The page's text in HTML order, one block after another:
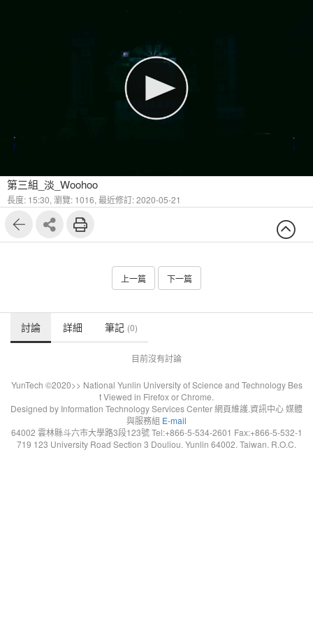
第三組_淡_Woohoo
長度: 15:30, 瀏覽: 1016, 最近修訂: 2020-05-21
上一篇 下一篇
討論 詳細 筆記 (0)
目前沒有討論
YunTech ©2020>> National Yunlin University of Science and Technology Bes
t Viewed in Firefox or Chrome.
Designed by Information Technology Services Center 網頁維護.資訊中心 媒體
與服務組 E-mail
64002 雲林縣斗六市大學路3段123號 Tel:+866-5-534-2601 Fax:+866-5-532-1
719 123 University Road Section 3 Douliou. Yunlin 64002. Taiwan. R.O.C.